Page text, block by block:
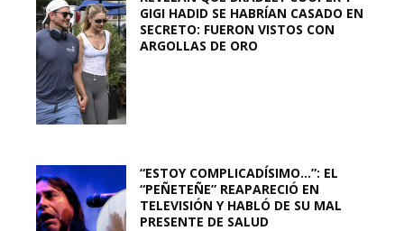
GIGI HADID SE HABRÍAN CASADO EN
SECRETO: FUERON VISTOS CON
ARGOLLAS DE ORO
“ESTOY COMPLICADÍSIMO…”: EL
“PEÑETEÑE” REAPARECIÓ EN
TELEVISIÓN Y HABLÓ DE SU MAL
PRESENTE DE SALUD